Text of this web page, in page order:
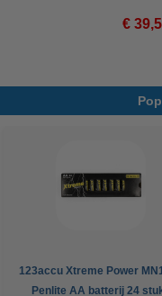
€
123accu Xtreme Power
Penlite AA batterij 24